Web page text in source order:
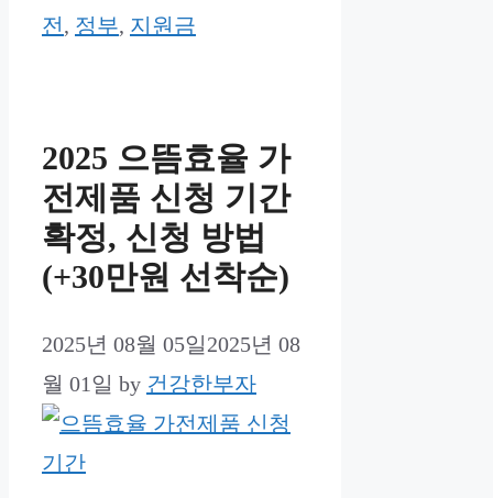
전, 정부, 지원금
2025 으뜸효율 가
전제품 신청 기간
확정, 신청 방법
(+30만원 선착순)
2025년 08월 05일2025년 08
월 01일 by 건강한부자